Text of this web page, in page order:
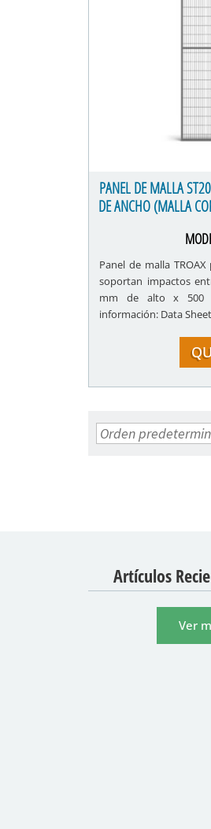
PANEL DE MALLA
DE ANCHO (MALLA
Panel de malla
soportan impactos
mm de alto x 500
información: Data
Artículos
Ver